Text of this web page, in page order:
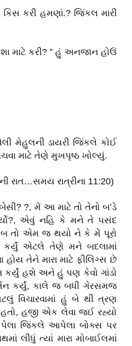
કરી હમણાં.? જિંકલ મારી
શા માટે કરી? ” હું અનજાન હોઉં
મેહુલની ડાયરી જિંકલે કોઈ
માટે તેણે મુખપૃષ્ઠ ખોલ્યું.
રાત…સમય રાત્રીના 11:20)
?, મેં આ માટે તો તેનો બ’ડે
એવું નહિ કે મને તે પસંદ
તો એમ જ થયો ને કે મેં પૂરો
કર્યું એટલે તેણે મને બદલામાં
તેને મારા માટે ફીલિંગ્સ છે
હશે અને હું પણ કેવો ગાંડો
કર્યું, કાલે જ બધી ગેરસમજ
વિચારવામાં હું બે થી ત્રણ
હતો, હજી એક લેવા જઈ રહ્યો
પેલા જિંકલે આપેલા બોક્સ પર
લીધું ત્યાં મારા મોબાઈલમાં